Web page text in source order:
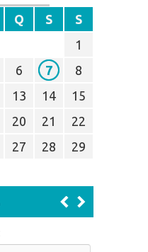
Q S
S
1
6 7
8
13 14
15
20 21
22
27 28
29